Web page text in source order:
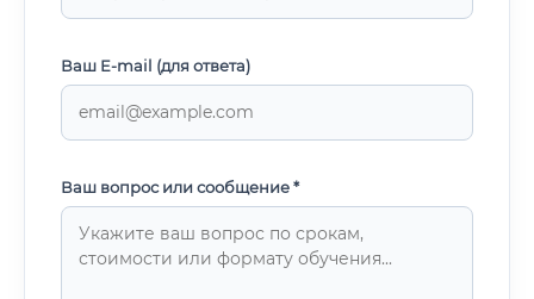
Ваш E-mail (для ответа)
Ваш вопрос или сообщение *